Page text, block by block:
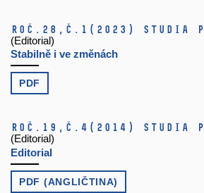
Roč.28, č.1 (2023) Studia
(Editorial)
Stabilně i ve změnách
PDF
Roč.19, č.4 (2014) Studia
(Editorial)
Editorial
PDF (ANGLIČTINA)